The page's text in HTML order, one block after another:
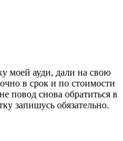
моей ауди, дали на свою
в срок и по стоимости
повод снова обратиться в
запишусь обязательно.